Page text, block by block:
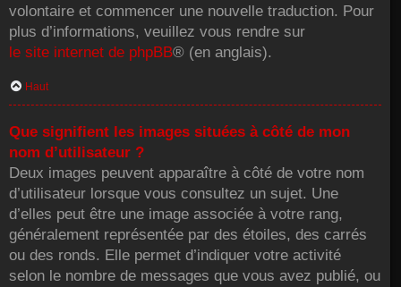
volontaire et commencer une nouvelle traduction. Pour
plus d’informations, veuillez vous rendre sur
le site internet de phpBB® (en anglais).
Haut
Que signifient les images situées à côté de mon
nom d’utilisateur ?
Deux images peuvent apparaître à côté de votre nom
d’utilisateur lorsque vous consultez un sujet. Une
d’elles peut être une image associée à votre rang,
généralement représentée par des étoiles, des carrés
ou des ronds. Elle permet d’indiquer votre activité
selon le nombre de messages que vous avez publié, ou